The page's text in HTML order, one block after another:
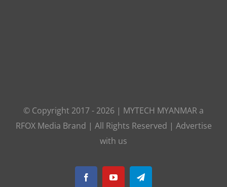
© Copyright 2017 - 2026 | MYTECH MYANMAR a
RFOX Media Brand | All Rights Reserved | Advertise
with us
FacebookYouTubeTelegram